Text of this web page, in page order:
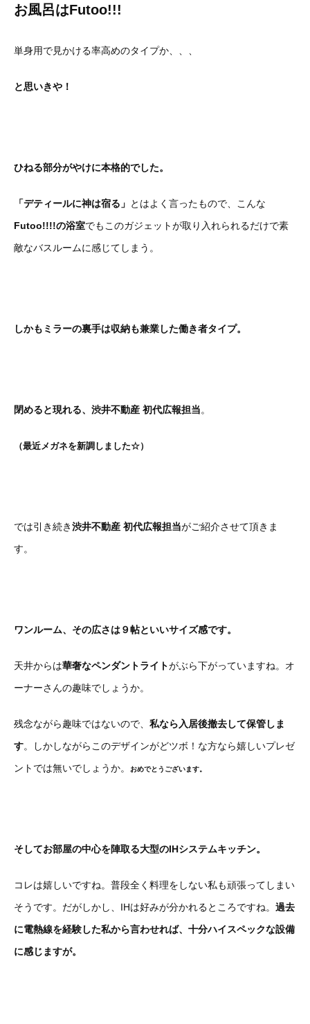
お風呂はFutoo!!!
単身用で見かける率高めのタイプか、、、
と思いきや！
ひねる部分がやけに本格的でした。
「デティールに神は宿る」 とはよく言ったもので、こんな
Futoo!!!!の浴室でもこのガジェットが取り入れられるだけで素
敵なバスルームに感じてしまう。
しかもミラーの裏手は収納も兼業した働き者タイプ。
閉めると現れる、渋井不動産 初代広報担当。
（最近メガネを新調しました☆）
では引き続き渋井不動産 初代広報担当がご紹介させて頂きま
す。
ワンルーム、その広さは９帖といいサイズ感です。
天井からは華奢なペンダントライトがぶら下がっていますね。オ
ーナーさんの趣味でしょうか。
残念ながら趣味ではないので、 私なら入居後撤去して保管しま
す。しかしながらこのデザインがどツボ！な方なら嬉しいプレゼ
ントでは無いでしょうか。
おめでとうございます。
そしてお部屋の中心を陣取る大型のIHシステムキッチン。
コレは嬉しいですね。普段全く料理をしない私も頑張ってしまい
そうです。だがしかし、IHは好みが分かれるところですね。 過去
に電熱線を経験した私から言わせれば、十分ハイスペックな設備
に感じますが。